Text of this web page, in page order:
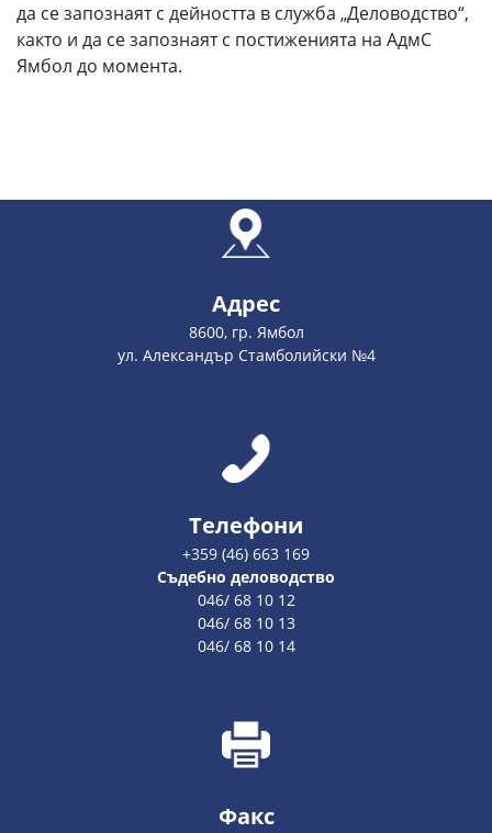
да се запознаят с дейността в служба „Деловодство“,
както и да се запознаят с постиженията на АдмС
Ямбол до момента.
Адрес
8600, гр. Ямбол
ул. Александър Стамболийски №4
Телефони
+359 (46) 663 169
Съдебно деловодство
046/ 68 10 12
046/ 68 10 13
046/ 68 10 14
Факс